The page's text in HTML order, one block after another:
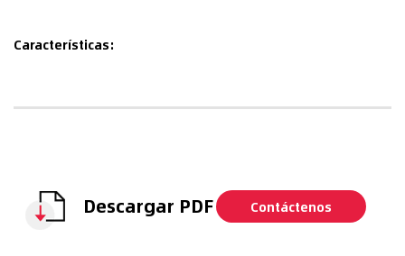
Características:
Descargar PDF Contáctenos